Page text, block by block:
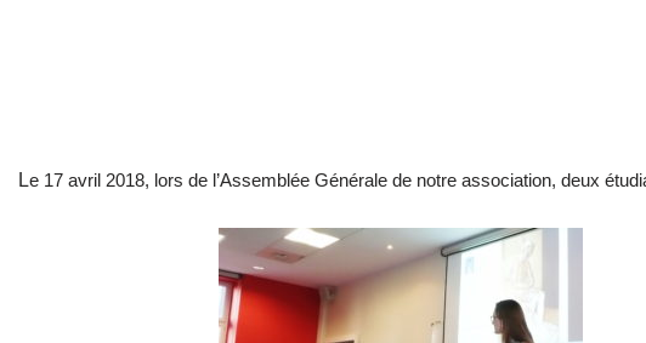
Le 17 avril 2018, lors de l’Assemblée Générale de notre association, deux